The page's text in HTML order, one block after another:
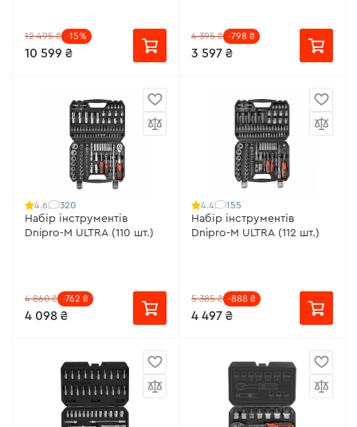
12 495 ₴ -15%
10 599 ₴
4 395 ₴ -798 ₴
3 597 ₴
4.6 320
Набір інструментів
Dnipro-M ULTRA (110 шт.)
4 860 ₴ -762 ₴
4 098 ₴
4.4 155
Набір інструментів
Dnipro-M ULTRA (112 шт.)
5 385 ₴ -888 ₴
4 497 ₴